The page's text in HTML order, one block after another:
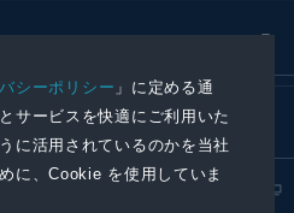
シーポリシー 」に定める通
サービスを快適にご利用いた
に活用されているのかを当社
に、Cookie を使用していま